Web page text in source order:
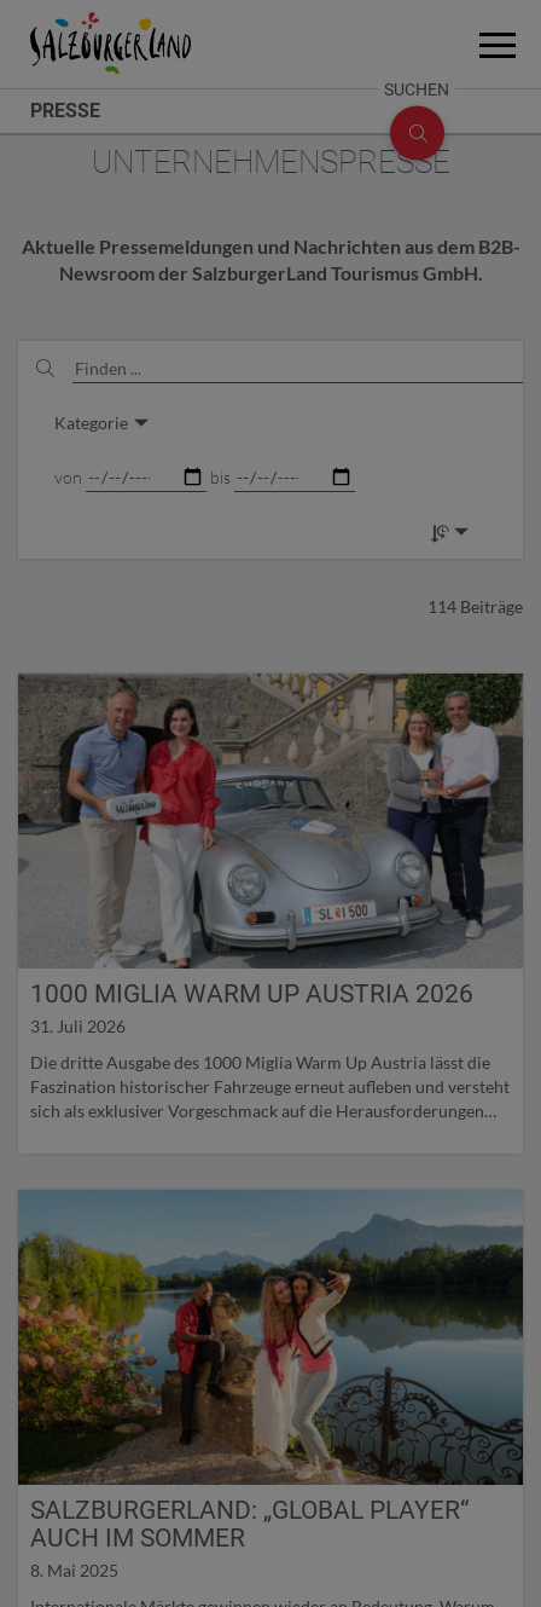
Zum InhaltAccesskey
[0]
Zum SeitenanfangAccesskey
[1]
Zum Fuß-BereichAccesskey
[2]
PRESSE
Menü
SUCHEN
SUCHE
ÖFFNEN
PRESSE UNTERNEHMENSPRESSE
UNTERNEHMENSPRESSE
Aktuelle Pressemeldungen und Nachrichten aus dem B2B-
Newsroom der SalzburgerLand Tourismus GmbH.
Hinweis:
Sie
um
Kategorie
von bis
114 Beiträge
1000 MIGLIA WARM UP AUSTRIA 2026
31. Juli 2026
Die dritte Ausgabe des 1000 Miglia Warm Up Austria lässt die
Faszination historischer Fahrzeuge erneut aufleben und versteht
sich als exklusiver Vorgeschmack auf die Herausforderungen
SALZBURGERLAND: „GLOBAL PLAYER“
AUCH IM SOMMER
8. Mai 2025